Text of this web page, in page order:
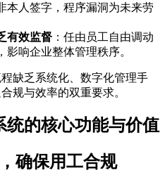
本人签字，程序漏洞为未来劳
有效监督 ：任由员工自由调动
响企业整体管理秩序。
缺乏系统化、数字化管理手
规与效率的双重要求。
统的核心功能与价值
确保用工合规